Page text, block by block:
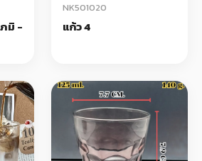
มิ -
NK501020
แก้ว 4